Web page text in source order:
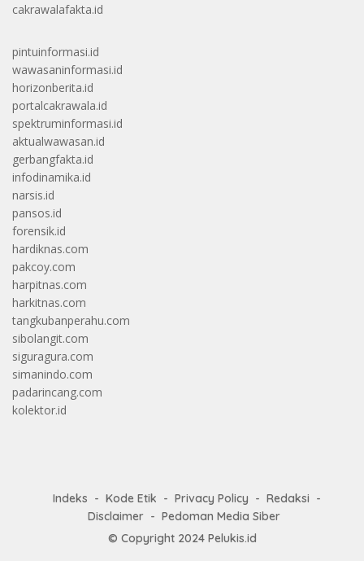
cakrawalafakta.id
pintuinformasi.id
wawasaninformasi.id
horizonberita.id
portalcakrawala.id
spektruminformasi.id
aktualwawasan.id
gerbangfakta.id
infodinamika.id
narsis.id
pansos.id
forensik.id
hardiknas.com
pakcoy.com
harpitnas.com
harkitnas.com
tangkubanperahu.com
sibolangit.com
siguragura.com
simanindo.com
padarincang.com
kolektor.id
Indeks Kode Etik Privacy Policy
Redaksi
Disclaimer
Pedoman Media Siber
© Copyright 2024 Pelukis.id